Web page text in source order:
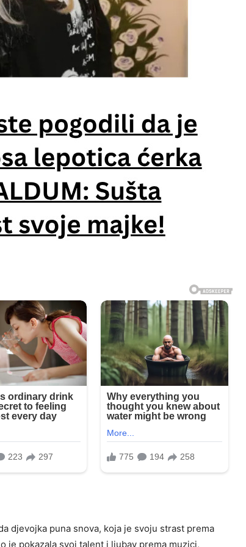
djevojka puna snova, koja je svoju strast prema
je pokazala svoj talent i ljubav prema muzici,